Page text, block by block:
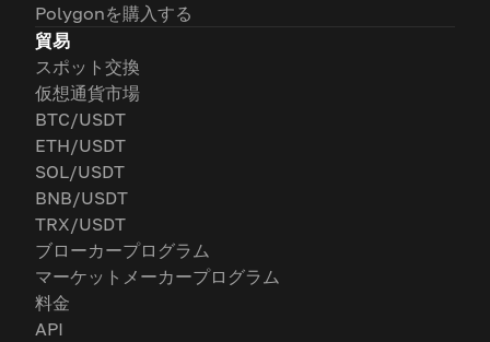
Polygonを購入する
貿易
スポット交換
仮想通貨市場
BTC/USDT
ETH/USDT
SOL/USDT
BNB/USDT
TRX/USDT
ブローカープログラム
マーケットメーカープログラム
料金
API